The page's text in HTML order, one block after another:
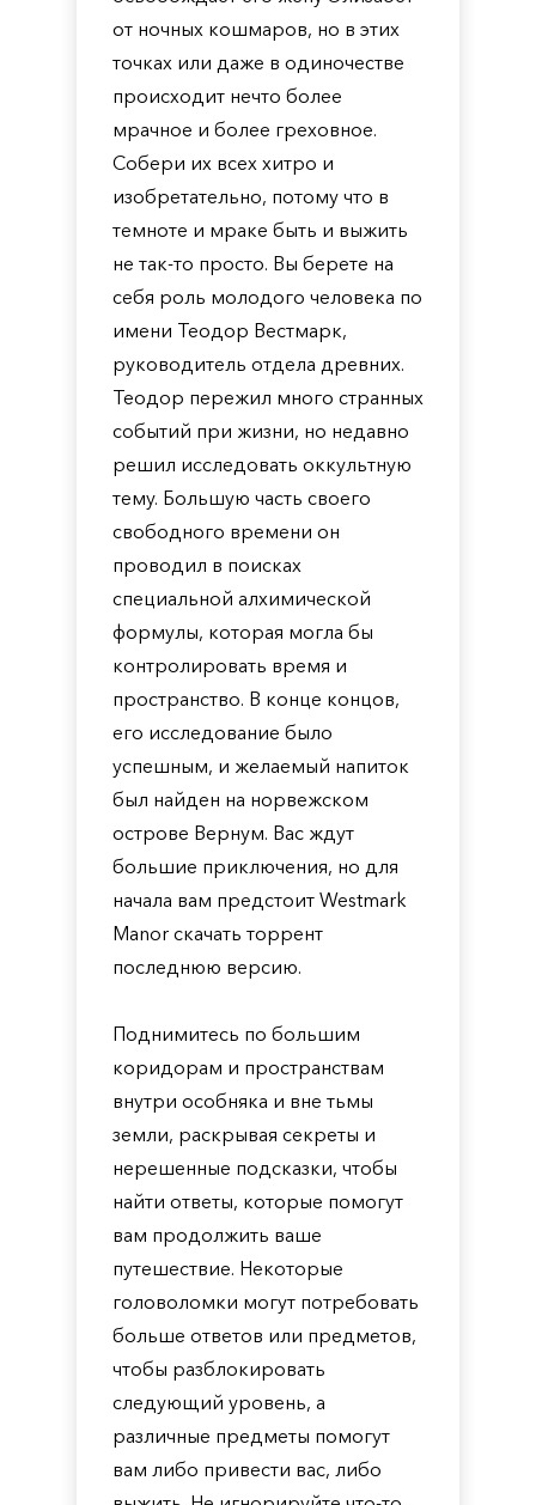
от ночных кошмаров, но в этих
точках или даже в одиночестве
происходит нечто более
мрачное и более греховное.
Собери их всех хитро и
изобретательно, потому что в
темноте и мраке быть и выжить
не так-то просто. Вы берете на
себя роль молодого человека по
имени Теодор Вестмарк,
руководитель отдела древних.
Теодор пережил много странных
событий при жизни, но недавно
решил исследовать оккультную
тему. Большую часть своего
свободного времени он
проводил в поисках
специальной алхимической
формулы, которая могла бы
контролировать время и
пространство. В конце концов,
его исследование было
успешным, и желаемый напиток
был найден на норвежском
острове Вернум. Вас ждут
большие приключения, но для
начала вам предстоит Westmark
Manor скачать торрент
последнюю версию.
Поднимитесь по большим
коридорам и пространствам
внутри особняка и вне тьмы
земли, раскрывая секреты и
нерешенные подсказки, чтобы
найти ответы, которые помогут
вам продолжить ваше
путешествие. Некоторые
головоломки могут потребовать
больше ответов или предметов,
чтобы разблокировать
следующий уровень, а
различные предметы помогут
вам либо привести вас, либо